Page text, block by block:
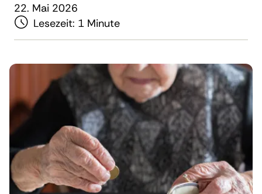
22. Mai 2026
Lesezeit: 1 Minute